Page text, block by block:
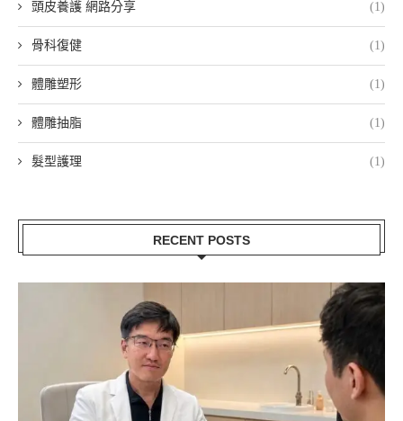
頭皮養護 網路分享 (1)
骨科復健 (1)
體雕塑形 (1)
體雕抽脂 (1)
髮型護理 (1)
RECENT POSTS